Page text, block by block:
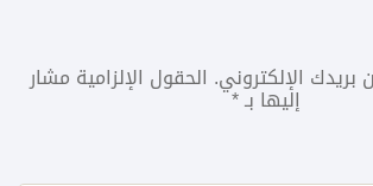
بريدك الإلكتروني. الحقول الإلزامية مشار
إليها بـ*